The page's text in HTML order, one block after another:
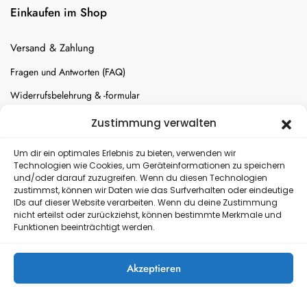
Zustimmung verwalten
Um dir ein optimales Erlebnis zu bieten, verwenden wir
Technologien wie Cookies, um Geräteinformationen zu speichern
und/oder darauf zuzugreifen. Wenn du diesen Technologien
zustimmst, können wir Daten wie das Surfverhalten oder eindeutige
IDs auf dieser Website verarbeiten. Wenn du deine Zustimmung
nicht erteilst oder zurückziehst, können bestimmte Merkmale und
Funktionen beeinträchtigt werden.
Akzeptieren
Einkaufen im Shop
Versand & Zahlung
Fragen und Antworten (FAQ)
Widerrufsbelehrung & -formular
Batterien-Entsorgung
Versand
Kostenloser Rückversand